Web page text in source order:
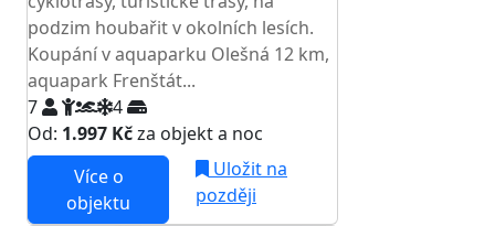
podzim houbařit v okolních lesích.
Koupání v aquaparku Olešná 12 km,
aquapark Frenštát...
7
4
Od: 1.997 Kčza objekt a noc
Více o
objektu
Uložit na
později